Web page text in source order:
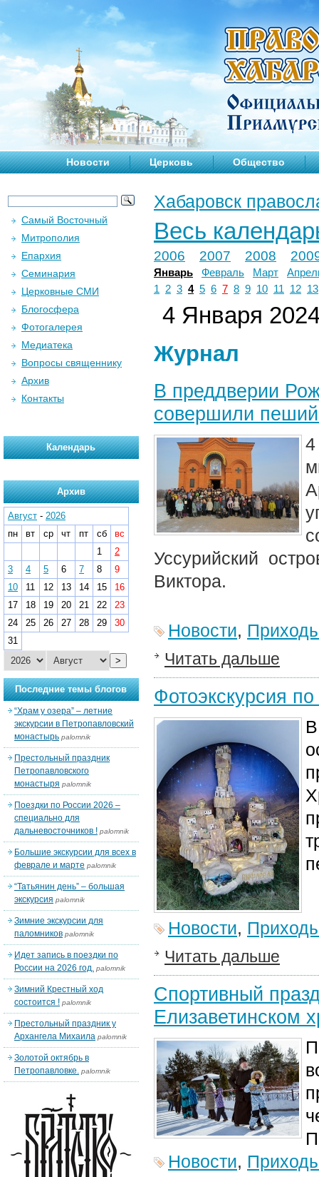
Новости Церковь Общество
Хабаровск
Весь
2006 2007 2008
Январь Февраль Март
1
2 3 4 5 6 7 8 9 10 11 12 13
4 Января 2024
Журнал
В преддверии
совершили
Уссурийский
Виктора.
Новости,
Читать дальше
Фотоэкскурсия
Новости,
Читать дальше
Спортивный
Елизаветинском
Новости,
Самый Восточный
Митрополия
Епархия
Семинария
Церковные СМИ
Блогосфера
Фотогалерея
Медиатека
Вопросы священнику
Архив
Контакты
Календарь
Архив
Август - 2026
пн
вт ср чт пт сб
вс
1
2
3
4 5 6 7 8
9
10
11 12 13 14 15
16
17
18 19 20 21 22
23
24
25 26 27 28 29
30
31
>
Последние темы блогов
“Храм у озера” – летние
экскурсии в Петропавловский
монастырь palomnik
Престольный праздник
Петропавловского
монастыря palomnik
Поездки по России 2026 –
специально для
дальневосточников ! palomnik
Большие экскурсии для всех в
феврале и марте palomnik
“Татьянин день” – большая
экскурсия palomnik
Зимние экскурсии для
паломников palomnik
Идет запись в поездки по
России на 2026 год. palomnik
Зимний Крестный ход
состоится ! palomnik
Престольный праздник у
Архангела Михаила palomnik
Золотой октябрь в
Петропавловке. palomnik